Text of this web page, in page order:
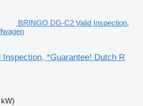
BRINGO DG-C2 Valid Inspection,
Inspection, *Guarantee! Dutch R